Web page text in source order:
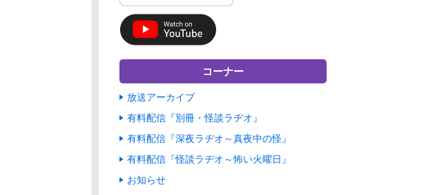
コーナー
放送アーカイブ
有料配信『別冊・怪談ラヂオ』
有料配信『深夜ラヂオ～真夜中の怪』
有料配信『怪談ラヂオ～怖い火曜日』
お知らせ